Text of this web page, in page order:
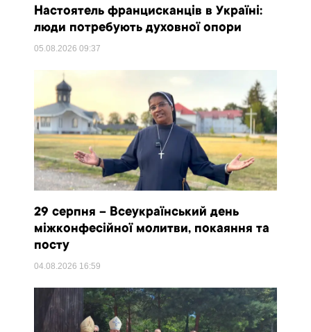
Настоятель францисканців в Україні:
люди потребують духовної опори
05.08.202609:37
29 серпня – Всеукраїнський день
міжконфесійної молитви, покаяння та
посту
04.08.2026 16:59